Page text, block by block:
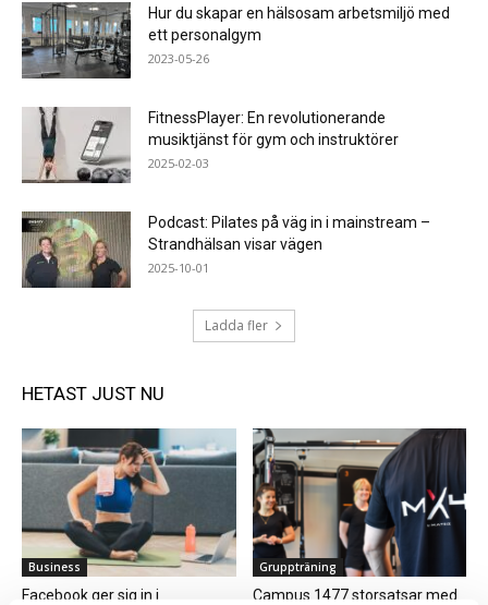
Hur du skapar en hälsosam arbetsmiljö med
ett personalgym
2023-05-26
FitnessPlayer: En revolutionerande
musiktjänst för gym och instruktörer
2025-02-03
Podcast: Pilates på väg in i mainstream –
Strandhälsan visar vägen
2025-10-01
Ladda fler
HETAST JUST NU
Business
Facebook ger sig in i
Gruppträning
Campus 1477 storsatsar med